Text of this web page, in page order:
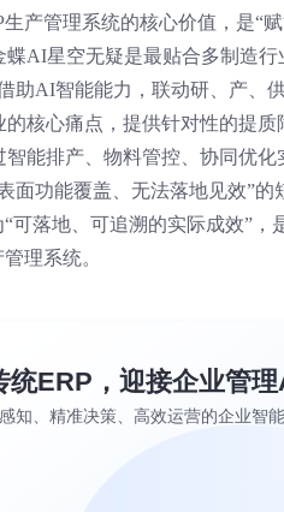
生产管理系统的核心价值，是“
蝶AI星空无疑是最贴合多制造
助AI智能能力，联动研、产、
的核心痛点，提供针对性的提
智能排产、物料管控、协同优
面功能覆盖、无法落地见效”
“可落地、可追溯的实际成效”
理系统。
统ERP，迎接企业管理
知、精准决策、高效运营的企业智